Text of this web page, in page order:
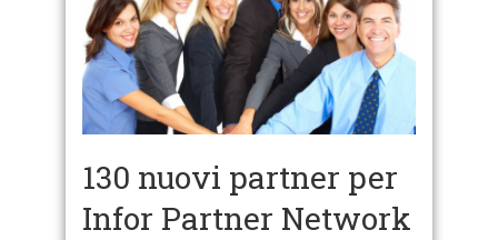
130 nuovi partner per
Infor Partner Network